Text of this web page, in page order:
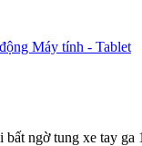
Máy tính - Tablet
bất ngờ tung xe tay